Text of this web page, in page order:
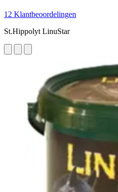
12 Klantbeoordelingen
St.Hippolyt LinuStar